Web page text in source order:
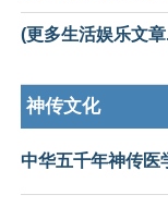
(更多生活娱乐文章
神传文化
中华五千年神传医